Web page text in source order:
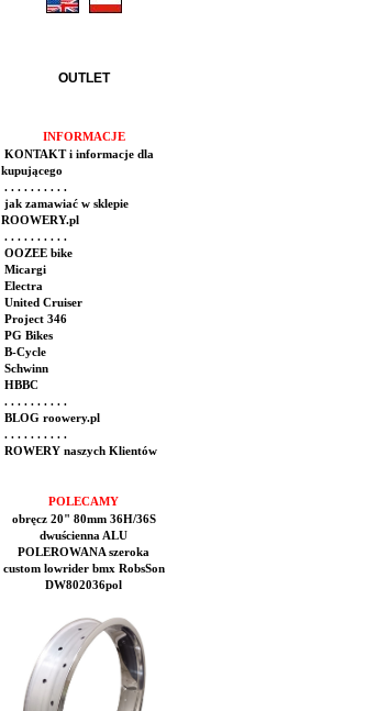
OUTLET
INFORMACJE
KONTAKT i informacje dla
kupującego
. . . . . . . . . .
jak zamawiać w sklepie
ROOWERY.pl
. . . . . . . . . .
OOZEE bike
Micargi
Electra
United Cruiser
Project 346
PG Bikes
B-Cycle
Schwinn
HBBC
. . . . . . . . . .
BLOG roowery.pl
. . . . . . . . . .
ROWERY naszych Klientów
POLECAMY
obręcz 20" 80mm 36H/36S
dwuścienna ALU
POLEROWANA szeroka
custom lowrider bmx RobsSon
DW802036pol